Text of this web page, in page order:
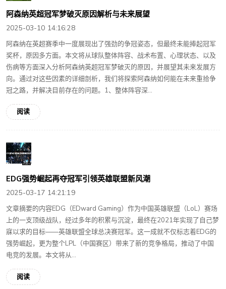
阿森纳英超冠军梦破灭原因解析与未来展望
2025-03-10 14:16:28
阿森纳在英超赛季中一度展现出了强劲的争冠姿态，但最终未能捧起冠军
奖杯，原因多方面。本文将从球队整体阵容、战术布置、心理状态、以及
伤病等方面深入分析阿森纳英超冠军梦破灭的原因，并展望其未来发展方
向。通过对这些因素的详细剖析，我们将探索阿森纳如何能在未来重拾争
冠之路，并解决目前存在的问题。1、整体阵容深...
阅读
EDG强势崛起再夺冠军引领英雄联盟新风潮
2025-03-17 14:21:19
文章摘要的内容EDG（EDward Gaming）作为中国英雄联盟（LoL）赛场
上的一支顶级战队，经过多年的积累与沉淀，最终在2021年实现了自己梦
寐以求的目标——英雄联盟全球总决赛冠军。这一成就不仅标志着EDG的
强势崛起，更为整个LPL（中国赛区）带来了新的竞争格局，推动了中国
电竞的发展。本文将从...
阅读